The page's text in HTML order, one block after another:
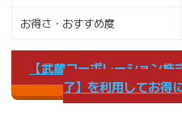
お得さ・おすすめ度
【武蔵コーポレーション
了】を利用してお得